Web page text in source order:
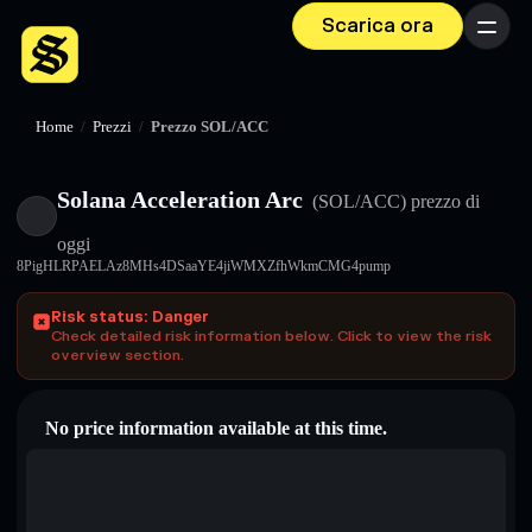
Scarica ora Menu
Home / Prezzi / Prezzo SOL/ACC
Solana Acceleration Arc (SOL/ACC)prezzo di
oggi
8PigHLRPAELAz8MHs4DSaaYE4jiWMXZfhWkmCMG4pump
Risk status: Danger
Check detailed risk information below. Click to view the risk
overview section.
No price information available at this time.